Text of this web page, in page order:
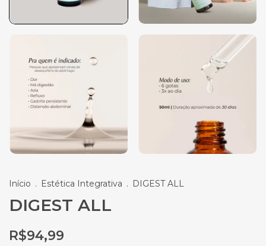
Início . Estética Integrativa . DIGEST ALL
DIGEST ALL
R$94,99